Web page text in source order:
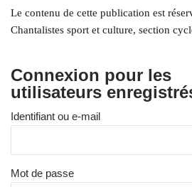
Le contenu de cette publication est
Chantalistes sport et culture, section
Connexion pour les
utilisateurs
Identifiant ou e-mail
Mot de passe